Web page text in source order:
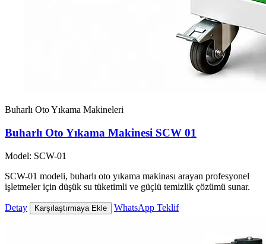
Buharlı Oto Yıkama Makineleri
Buharlı Oto Yıkama Makinesi SCW 01
Model: SCW-01
SCW-01 modeli, buharlı oto yıkama makinası arayan profesyonel
işletmeler için düşük su tüketimli ve güçlü temizlik çözümü sunar.
Detay Karşılaştırmaya Ekle WhatsApp Teklif